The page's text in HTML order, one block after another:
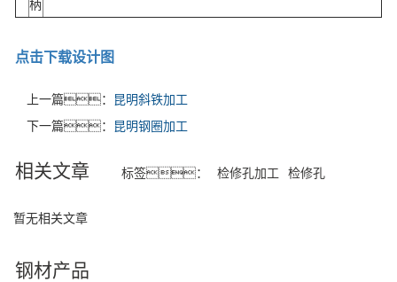
柄
点击下载设计图
上一篇：
昆明斜铁加工
下一篇：
昆明钢圈加工
相关文章 标签： 检修孔加工 检修孔
暂无相关文章
钢材产品